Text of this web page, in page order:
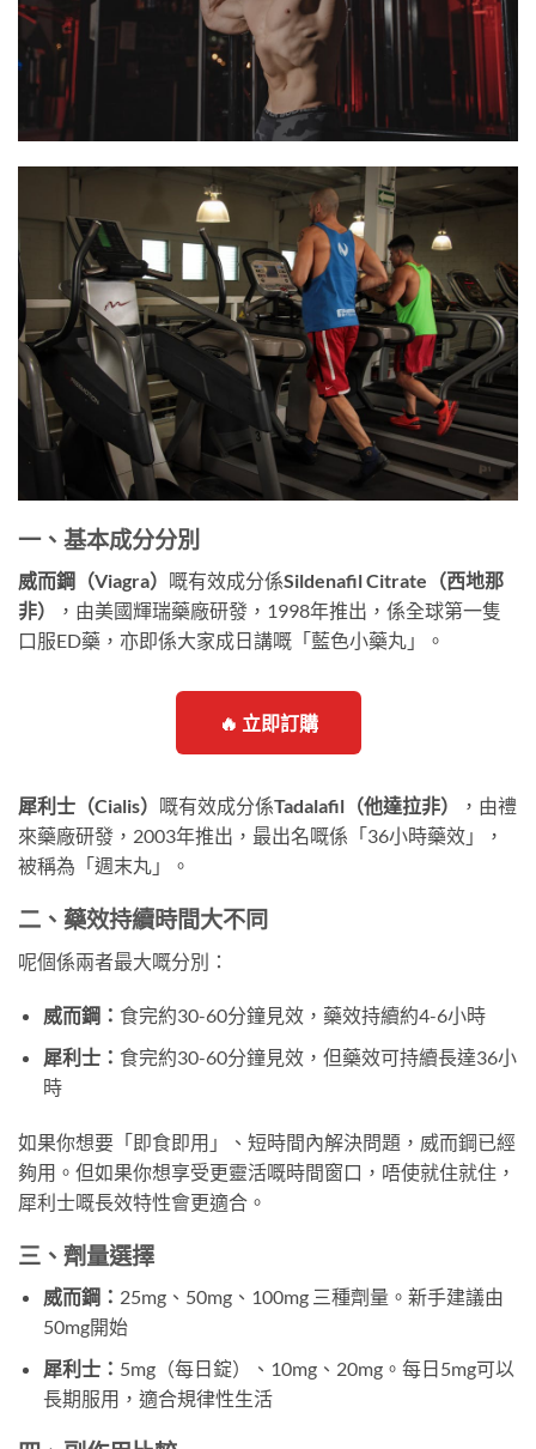
一、基本成分分別
威而鋼（Viagra） 嘅有效成分係Sildenafil Citrate（西地那
非）
，由美國輝瑞藥廠研發，1998年推出，係全球第一隻
口服ED藥，亦即係大家成日講嘅「藍色小藥丸」。
🔥 立即訂購
犀利士（Cialis） 嘅有效成分係Tadalafil（他達拉非）
，由禮
來藥廠研發，2003年推出，最出名嘅係「36小時藥效」，
被稱為「週末丸」。
二、藥效持續時間大不同
呢個係兩者最大嘅分別：
威而鋼： 食完約30-60分鐘見效，藥效持續約4-6小時
犀利士： 食完約30-60分鐘見效，但藥效可持續長達36小
時
如果你想要「即食即用」、短時間內解決問題，威而鋼已經
夠用。但如果你想享受更靈活嘅時間窗口，唔使就住就住，
犀利士嘅長效特性會更適合。
三、劑量選擇
威而鋼： 25mg、50mg、100mg 三種劑量。新手建議由
50mg開始
犀利士： 5mg（每日錠）、10mg、20mg。每日5mg可以
長期服用，適合規律性生活